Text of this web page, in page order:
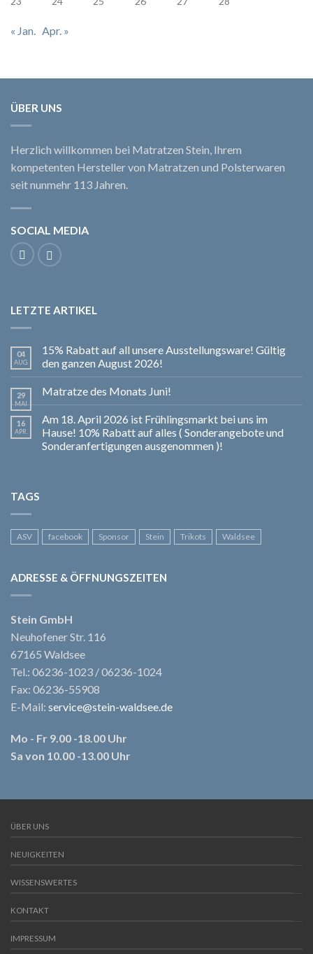
« Jan. Apr. »
ÜBER UNS
Herzlich willkommen bei Matratzen Stein, Ihrem
kompetenten Hersteller von Matratzen und Polsterwaren
seit nunmehr 113 Jahren.
SOCIAL MEDIA
LETZTE ARTIKEL
04
AUG.
15% Rabatt auf all unsere Ausstellungsware! Gültig
den ganzen August 2026!
29
MAI
Matratze des Monats Juni!
16
APR.
Am 18. April 2026 ist Frühlingsmarkt bei uns im
Hause! 10% Rabatt auf alles ( Sonderangebote und
Sonderanfertigungen ausgenommen )!
TAGS
ASV facebook Sponsor Stein Trikots Waldsee
ADRESSE & ÖFFNUNGSZEITEN
Stein GmbH
Neuhofener Str. 116
67165 Waldsee
Tel.: 06236-1023 / 06236-1024
Fax: 06236-55908
E-Mail: service@stein-waldsee.de
Mo - Fr 9.00 -18.00 Uhr
Sa von 10.00 -13.00 Uhr
ÜBER UNS
NEUIGKEITEN
WISSENSWERTES
KONTAKT
IMPRESSUM